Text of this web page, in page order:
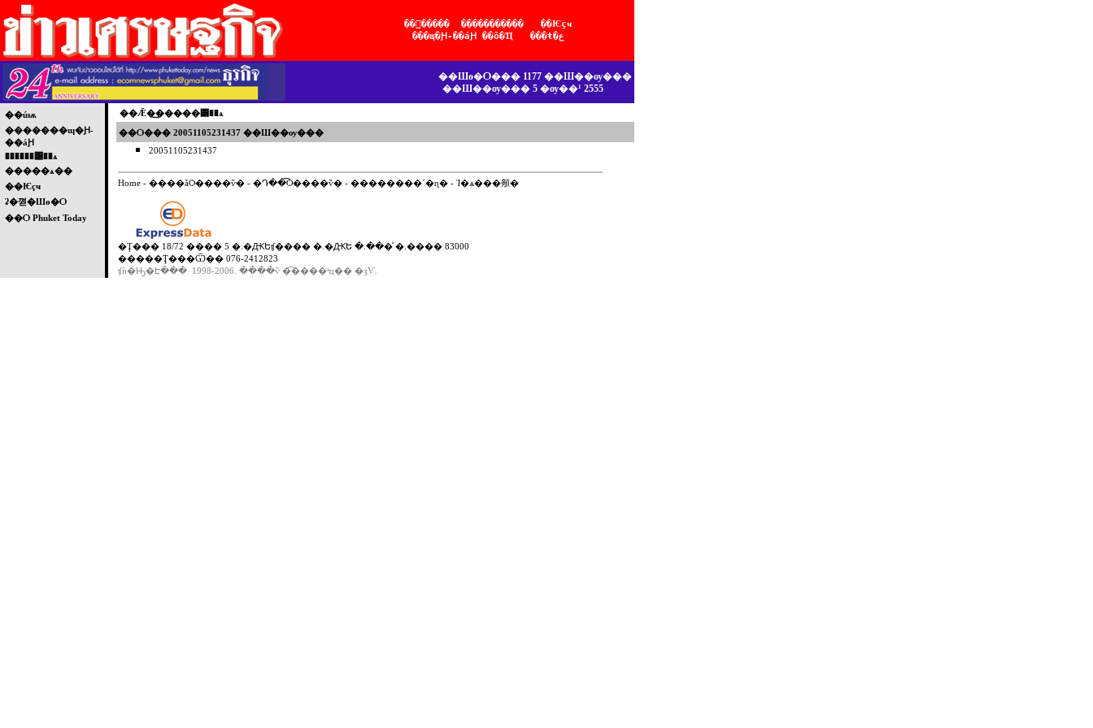
��ͧ����� ����������� ��Ѥçҹ
���ɰ�Ԩ-��áԨ ��õ�Ҵ ���ŧ�ع
��Шө�Ѻ��� 1177 ��Ш��ѹ���
��Ш��ѹ��� 5 �ѹ��¹ 2555
��úѭ
�������ɰ�Ԩ-
��áԨ
������͹��ѧ
�����ѧ��
��Ѥçҹ
ʡ�껻�Шө�Ѻ
��Ѻ Phuket Today
��Ǣ�͢�����͹��ѧ
��Ѻ��� 20051105231437 ��Ш��ѹ���
20051105231437
Home - ����ǡѺ����ѷ� - �Դ��͡Ѻ����ѷ� - ��������´�ɳ� - Ἱ�ѧ���䫵�
�Ţ��� 18/72 ���� 5 �.�ԪԵʧ���� �.�ԪԵ �.���ͧ �.���� 83000
�����Ţ���Ѿ�� 076-2412823
ʧǹ�Ԣ�Է��� 1998-2006. ����ѷ �͡����ʴҵ�� �ӡѴ.